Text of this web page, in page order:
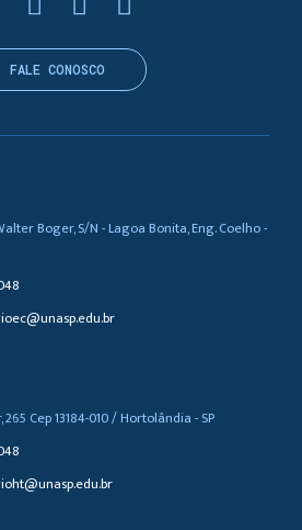
Boger, S/N - Lagoa Bonita, Eng. Coelho -
Cep 13184-010 / Hortolândia - SP
FALE CONOSCO